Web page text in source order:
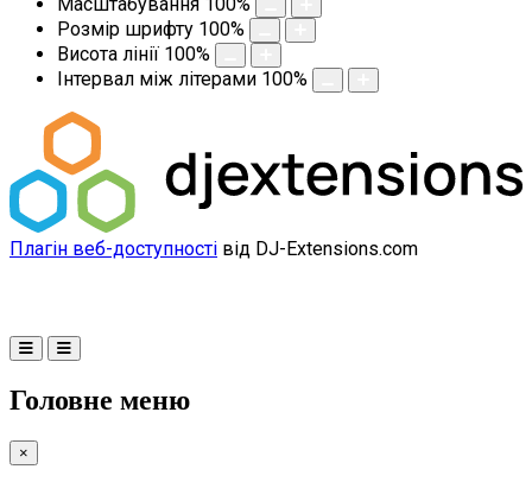
Розмір шрифту 100%
Висота лінії 100%
Інтервал між літерами 100%
Плагін веб-доступності від DJ-Extensions.com
Головне меню
×